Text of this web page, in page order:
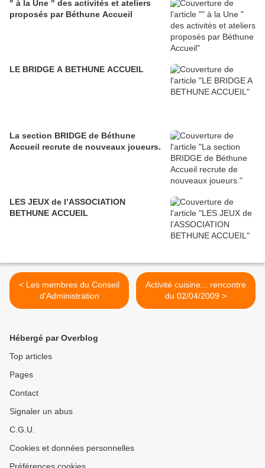
" à la Une " des activités et ateliers
proposés par Béthune Accueil
LE BRIDGE A BETHUNE ACCUEIL
La section BRIDGE de Béthune
Accueil recrute de nouveaux joueurs.
LES JEUX de l’ASSOCIATION
BETHUNE ACCUEIL
< Les membres du Conseil
d'Administration
Activité cuisine... rencontre
du 02/04/2009 >
Hébergé par Overblog
Top articles
Pages
Contact
Signaler un abus
C.G.U.
Cookies et données personnelles